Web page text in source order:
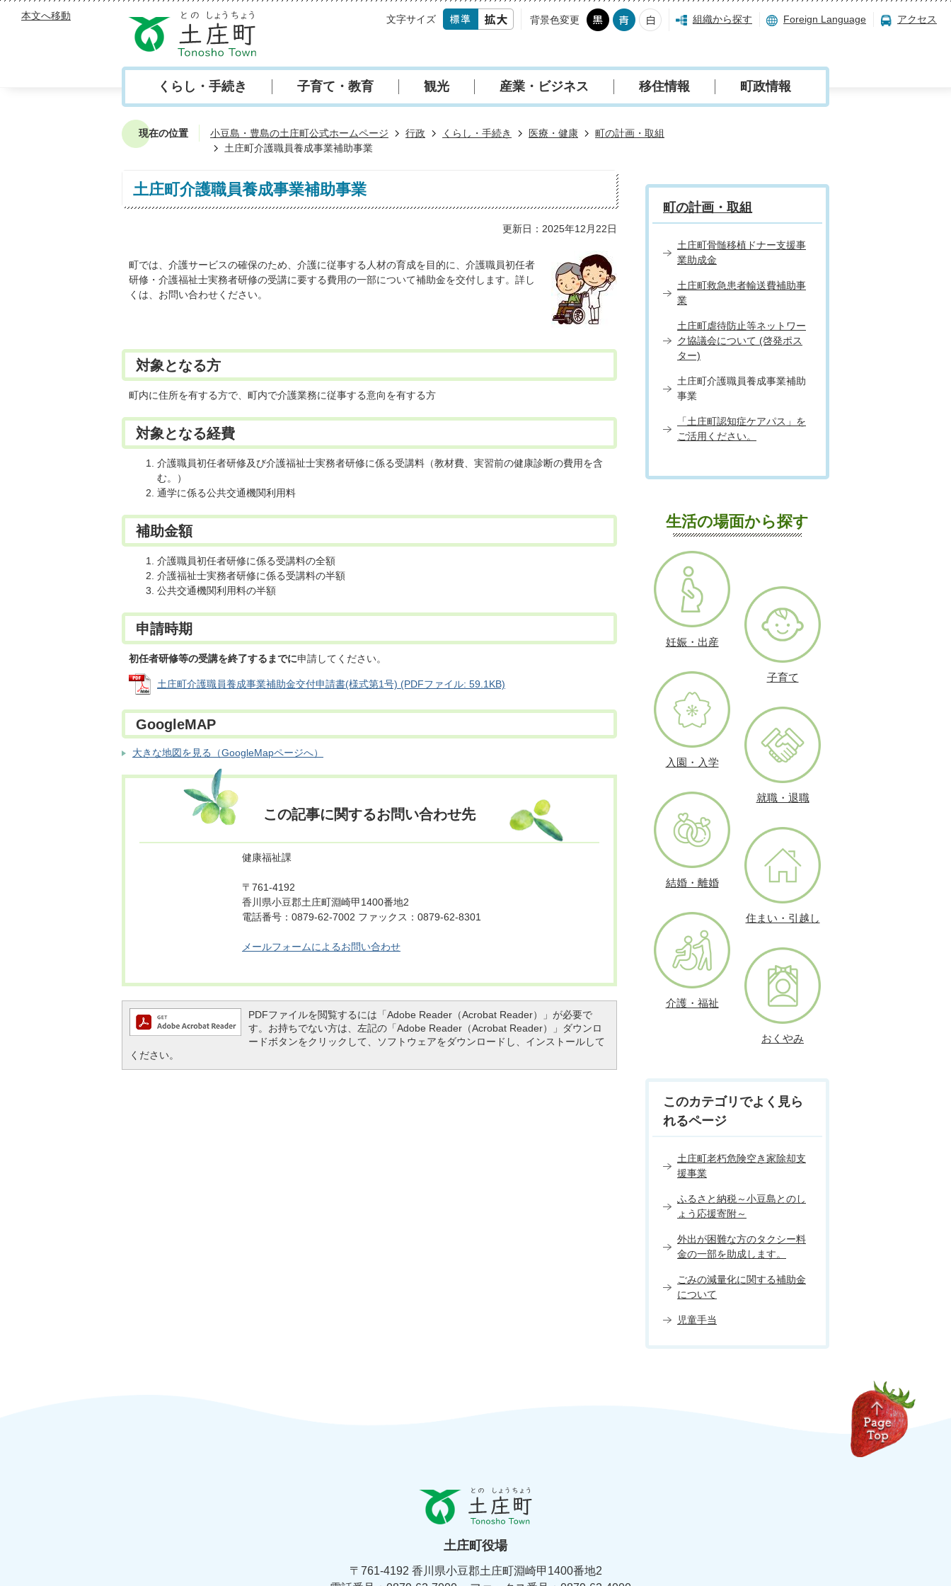
本文へ移動 文字サイズ 背景色変更 組織から探す Foreign Language アクセス
くらし・手続き 子育て・教育 観光 産業・ビジネス 移住情報 町政情報
現在の位置 小豆島・豊島の土庄町公式ホームページ 行政 くらし・手続き 医療・健康
町の計画・取組
土庄町介護職員養成事業補助事業
土庄町介護職員養成事業補助事業
更新日：2025年12月22日
町では、介護サービスの確保のため、介護に従事する人材の育成を目的に、介護職員初任者
研修・介護福祉士実務者研修の受講に要する費用の一部について補助金を交付します。詳し
くは、お問い合わせください。
対象となる方
町内に住所を有する方で、町内で介護業務に従事する意向を有する方
対象となる経費
介護職員初任者研修及び介護福祉士実務者研修に係る受講料（教材費、実習前の健康診断の費用を含
む。）
通学に係る公共交通機関利用料
補助金額
介護職員初任者研修に係る受講料の全額
介護福祉士実務者研修に係る受講料の半額
公共交通機関利用料の半額
申請時期
初任者研修等の受講を終了するまでに申請してください。
土庄町介護職員養成事業補助金交付申請書(様式第1号) (PDFファイル: 59.1KB)
GoogleMAP
大きな地図を見る（GoogleMapページへ）
この記事に関するお問い合わせ先
健康福祉課
〒761-4192
香川県小豆郡土庄町淵崎甲1400番地2
電話番号：0879-62-7002 ファックス：0879-62-8301
メールフォームによるお問い合わせ
PDFファイルを閲覧するには「Adobe Reader（Acrobat Reader）」が必要で
す。お持ちでない方は、左記の「Adobe Reader（Acrobat Reader）」ダウンロ
ードボタンをクリックして、ソフトウェアをダウンロードし、インストールして
ください。
町の計画・取組
土庄町骨髄移植ドナー支援事
業助成金
土庄町救急患者輸送費補助事
業
土庄町虐待防止等ネットワー
ク協議会について (啓発ポス
ター)
土庄町介護職員養成事業補助
事業
「土庄町認知症ケアパス」を
ご活用ください。
生活の場面から探す
妊娠・出産
子育て
入園・入学
就職・退職
結婚・離婚
住まい・引越し
介護・福祉
おくやみ
このカテゴリでよく見ら
れるページ
土庄町老朽危険空き家除却支
援事業
ふるさと納税～小豆島とのし
ょう応援寄附～
外出が困難な方のタクシー料
金の一部を助成します。
ごみの減量化に関する補助金
について
児童手当
と
の
し
ょ
土庄町役場
〒761-4192 香川県小豆郡土庄町淵崎甲1400番地2